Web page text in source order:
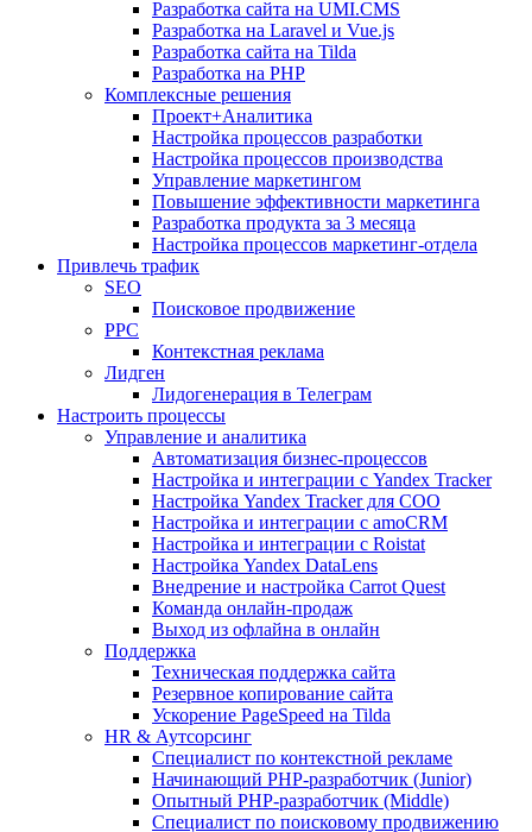
Разработка сайта на UMI.CMS
Разработка на Laravel и Vue.js
Разработка сайта на Tilda
Разработка на PHP
Комплексные решения
Проект+Аналитика
Настройка процессов разработки
Настройка процессов производства
Управление маркетингом
Повышение эффективности маркетинга
Разработка продукта за 3 месяца
Настройка процессов маркетинг-отдела
Привлечь трафик
SEO
Поисковое продвижение
PPC
Контекстная реклама
Лидген
Лидогенерация в Телеграм
Настроить процессы
Управление и аналитика
Автоматизация бизнес-процессов
Настройка и интеграции с Yandex Tracker
Настройка Yandex Tracker для СОО
Настройка и интеграции с amoCRM
Настройка и интеграции с Roistat
Настройка Yandex DataLens
Внедрение и настройка Carrot Quest
Команда онлайн-продаж
Выход из офлайна в онлайн
Поддержка
Техническая поддержка сайта
Резервное копирование сайта
Ускорение PageSpeed на Tilda
HR & Аутсорсинг
Специалист по контекстной рекламе
Начинающий PHP-разработчик (Junior)
Опытный PHP-разработчик (Middle)
Специалист по поисковому продвижению